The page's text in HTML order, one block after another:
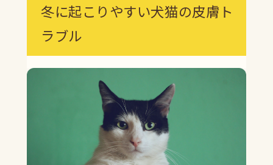
冬に起こりやすい犬猫の皮膚ト
ラブル